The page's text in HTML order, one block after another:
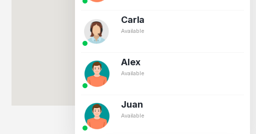
Carla
Available
Alex
Available
Juan
Available